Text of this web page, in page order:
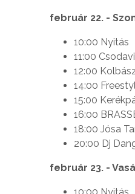
február 22. -
10:00 Nyitás
11:00
12:00
14:00
15:00
16:00
18:00 Jósa
20:00 Dj
február 23. -